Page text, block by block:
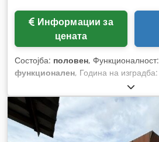
цената
Состојба: половен, Функционалност:
функционален, Година на изградба: